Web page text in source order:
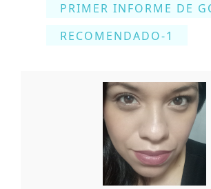
PRIMER INFORME DE
RECOMENDADO-1